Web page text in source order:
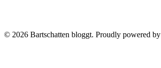
© 2026 Bartschatten bloggt. Proudly powered by